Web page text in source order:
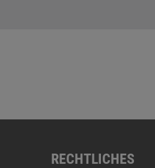
RECHTLICHES